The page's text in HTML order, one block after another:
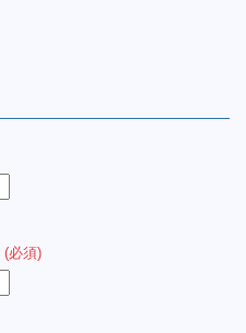
(必須)